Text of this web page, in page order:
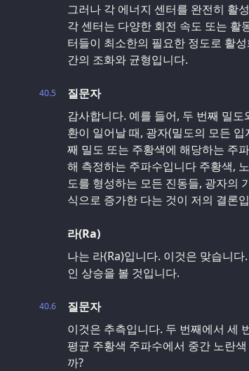
그러나 각 에너지 센터를 완전히 활
각 센터는 다양한 회전 속도 또는 활
터들이 최소한의 필요한 정도로 활
간의 조화와 균형입니다.
40.5
질문자
감사합니다. 예를 들어, 두 번째 밀
환이 일어날 때, 광자(밀도의 모든
째 밀도 또는 주황색에 해당하는 주
해 측정하는 주파수입니다 주황색,
도를 형성하는 모든 진동들, 광자의
식으로 증가한 다는 것이 저의 결론
라(Ra)
나는 라(Ra)입니다. 이것은 맞습니
인 상승을 볼 것입니다.
40.6
질문자
이것은 추측입니다. 두 번째에서 세
평균 주황색 주파수에서 중간 노란
까?